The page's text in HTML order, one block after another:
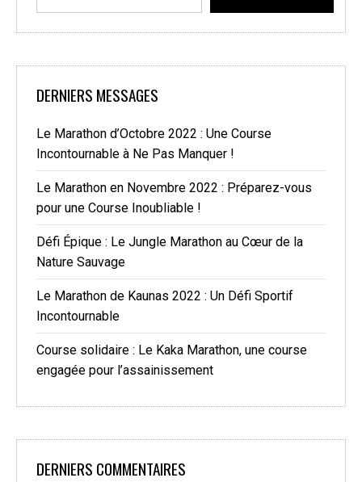
DERNIERS MESSAGES
Le Marathon d’Octobre 2022 : Une Course
Incontournable à Ne Pas Manquer !
Le Marathon en Novembre 2022 : Préparez-vous
pour une Course Inoubliable !
Défi Épique : Le Jungle Marathon au Cœur de la
Nature Sauvage
Le Marathon de Kaunas 2022 : Un Défi Sportif
Incontournable
Course solidaire : Le Kaka Marathon, une course
engagée pour l’assainissement
DERNIERS COMMENTAIRES